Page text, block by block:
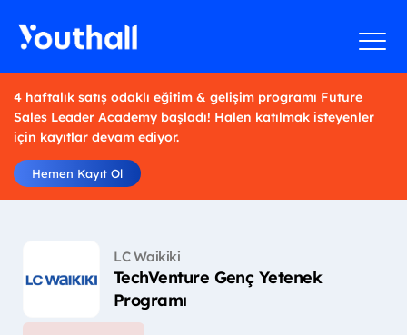
4 haftalık satış odaklı eğitim & gelişim programı Future
Sales Leader Academy başladı! Halen katılmak isteyenler
için kayıtlar devam ediyor.
Hemen Kayıt Ol
LC Waikiki
TechVenture Genç Yetenek
Programı